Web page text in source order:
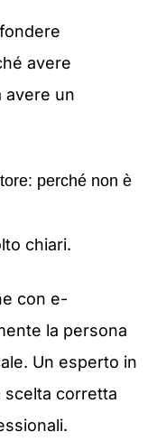
avere
avere un
perché non è
chiari.
con e-
la persona
Un esperto in
scelta corretta